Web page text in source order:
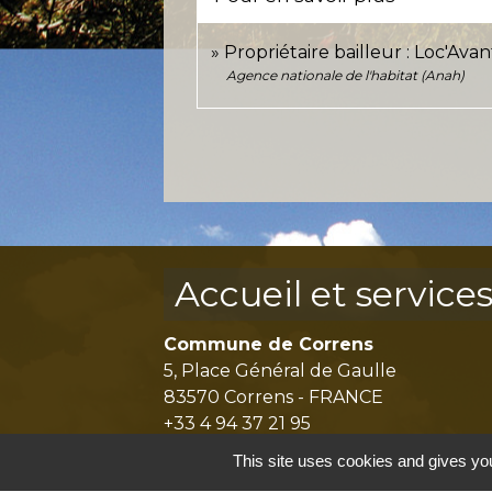
Propriétaire bailleur :
Agence nationale de l'habitat (Anah)
Accueil et services
Commune de Correns
5, Place Général de Gaulle
83570 Correns - FRANCE
+33 4 94 37 21 95
Contact par formulaire
This site uses cookies and gives